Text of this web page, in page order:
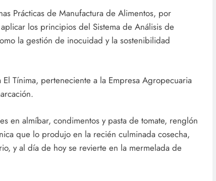
Prácticas de Manufactura de Alimentos, por
los principios del Sistema de Análisis de
la gestión de inocuidad y la sostenibilidad
Tínima, perteneciente a la Empresa Agropecuaria
en almíbar, condimentos y pasta de tomate, renglón
que lo produjo en la recién culminada cosecha,
y al día de hoy se revierte en la mermelada de